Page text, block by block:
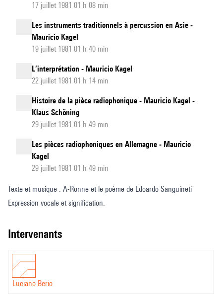
17 juillet 1981 01 h 08 min
Les instruments traditionnels à percussion en Asie -
Mauricio Kagel
19 juillet 1981 01 h 40 min
L’interprétation - Mauricio Kagel
22 juillet 1981 01 h 14 min
Histoire de la pièce radiophonique - Mauricio Kagel -
Klaus Schöning
29 juillet 1981 01 h 49 min
Les pièces radiophoniques en Allemagne - Mauricio
Kagel
29 juillet 1981 01 h 49 min
Texte et musique : A-Ronne et le poème de Edoardo Sanguineti
Expression vocale et signification.
intervenants
Luciano Berio